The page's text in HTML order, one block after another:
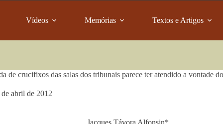
Vídeos Memórias Textos e Artigos
de crucifixos das salas dos tribunais parece ter atendido a vontade
de abril de 2012
Jacques Távora Alfonsin*